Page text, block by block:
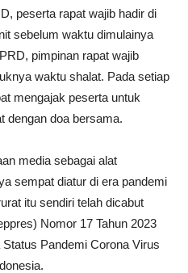
peserta rapat wajib hadir di
sebelum waktu dimulainya
pimpinan rapat wajib
waktu shalat. Pada setiap
mengajak peserta untuk
dengan doa bersama.
media sebagai alat
sempat diatur di era pandemi
itu sendiri telah dicabut
Nomor 17 Tahun 2023
Pandemi Corona Virus